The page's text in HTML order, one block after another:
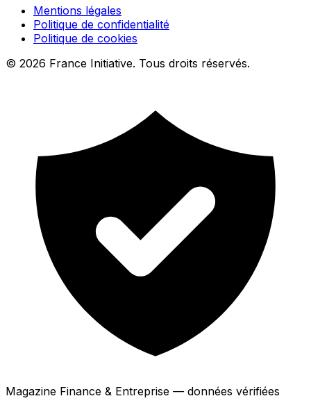
Mentions légales
Politique de confidentialité
Politique de cookies
© 2026 France Initiative. Tous droits réservés.
Magazine Finance & Entreprise — données vérifiées